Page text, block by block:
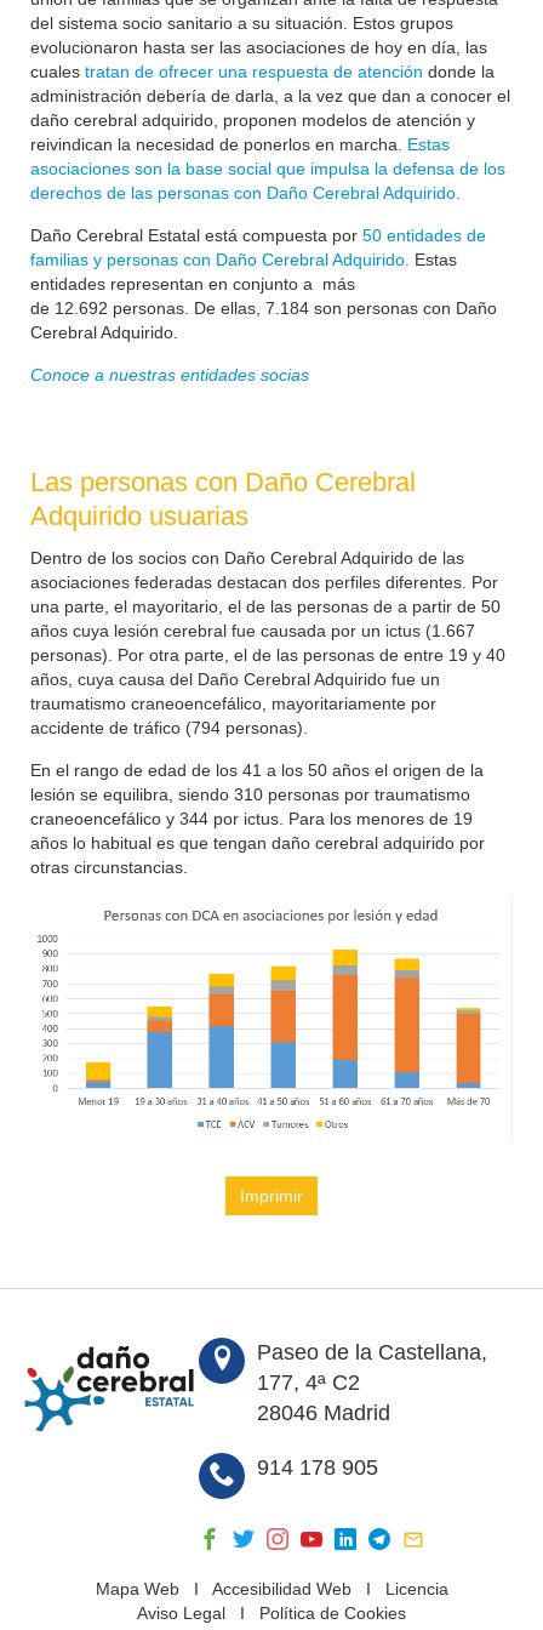
del sistema socio sanitario a su situación. Estos grupos
evolucionaron hasta ser las asociaciones de hoy en día, las
cuales tratan de ofrecer una respuesta de atención donde la
administración debería de darla, a la vez que dan a conocer el
daño cerebral adquirido, proponen modelos de atención y
reivindican la necesidad de ponerlos en marcha. Estas
asociaciones son la base social que impulsa la defensa de los
derechos de las personas con Daño Cerebral Adquirido.
Daño Cerebral Estatal está compuesta por 50 entidades de
familias y personas con Daño Cerebral Adquirido. Estas
entidades representan en conjunto a más
de 12.692 personas. De ellas, 7.184 son personas con Daño
Cerebral Adquirido.
Conoce a nuestras entidades socias
Las personas con Daño Cerebral
Adquirido usuarias
Dentro de los socios con Daño Cerebral Adquirido de las
asociaciones federadas destacan dos perfiles diferentes. Por
una parte, el mayoritario, el de las personas de a partir de 50
años cuya lesión cerebral fue causada por un ictus (1.667
personas). Por otra parte, el de las personas de entre 19 y 40
años, cuya causa del Daño Cerebral Adquirido fue un
traumatismo craneoencefálico, mayoritariamente por
accidente de tráfico (794 personas).
En el rango de edad de los 41 a los 50 años el origen de la
lesión se equilibra, siendo 310 personas por traumatismo
craneoencefálico y 344 por ictus. Para los menores de 19
años lo habitual es que tengan daño cerebral adquirido por
otras circunstancias.
Imprimir
Paseo de la Castellana,
177, 4ª C2
28046 Madrid
914 178 905
Mapa WebI Accesibilidad WebI Licencia
Aviso Legal I Política de Cookies